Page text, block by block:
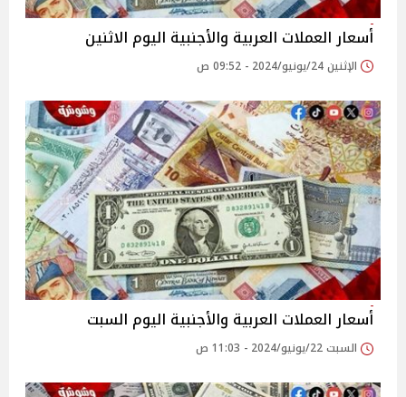
أسعار العملات العربية والأجنبية اليوم الاثنين
الإثنين 24/يونيو/2024 - 09:52 ص
أسعار العملات العربية والأجنبية اليوم السبت
السبت 22/يونيو/2024 - 11:03 ص